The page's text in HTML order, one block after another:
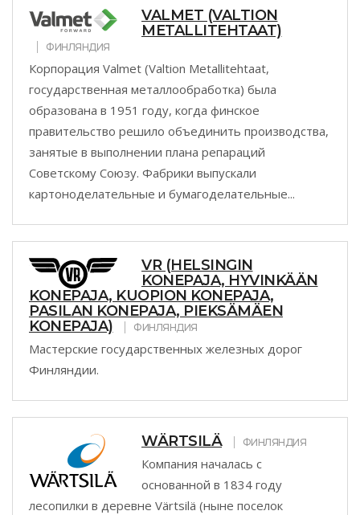
VALMET (VALTION
METALLITEHTAAT)
ФИНЛЯНДИЯ
Корпорация Valmet (Valtion Metallitehtaat,
государственная металлообработка) была
образована в 1951 году, когда финское
правительство решило объединить производства,
занятые в выполнении плана репараций
Советскому Союзу. Фабрики выпускали
картоноделательные и бумагоделательные...
VR (HELSINGIN
KONEPAJA, HYVINKÄÄN
KONEPAJA, KUOPION KONEPAJA,
PASILAN KONEPAJA, PIEKSÄMÄEN
KONEPAJA)
ФИНЛЯНДИЯ
Мастерские государственных железных дорог
Финляндии.
WÄRTSILÄ ФИНЛЯНДИЯ
Компания началась с
основанной в 1834 году
лесопилки в деревне Värtsilä (ныне поселок